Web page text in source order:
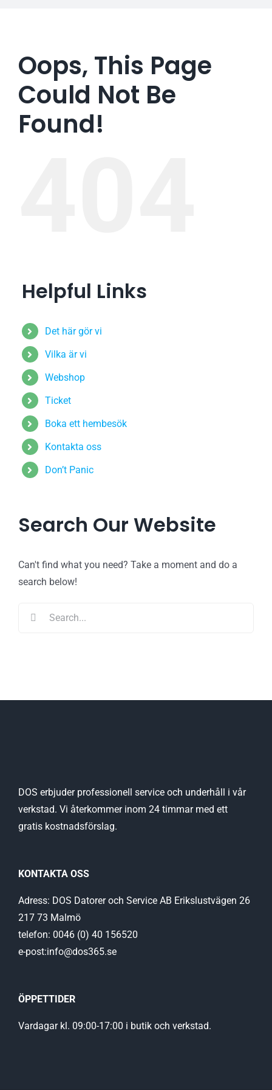
Oops, This Page
Could Not Be
Found!
Helpful Links
Det här gör vi
Vilka är vi
Webshop
Ticket
Boka ett hembesök
Kontakta oss
Don’t Panic
Search Our Website
Can't find what you need? Take a moment and do a
search below!
DOS erbjuder professionell service och underhåll i vår
verkstad. Vi återkommer inom 24 timmar med ett
gratis kostnadsförslag.
KONTAKTA OSS
Adress: DOS Datorer och Service AB Erikslustvägen 26
217 73 Malmö
telefon: 0046 (0) 40 156520
e-post:info@dos365.se
ÖPPETTIDER
Vardagar kl. 09:00-17:00 i butik och verkstad.